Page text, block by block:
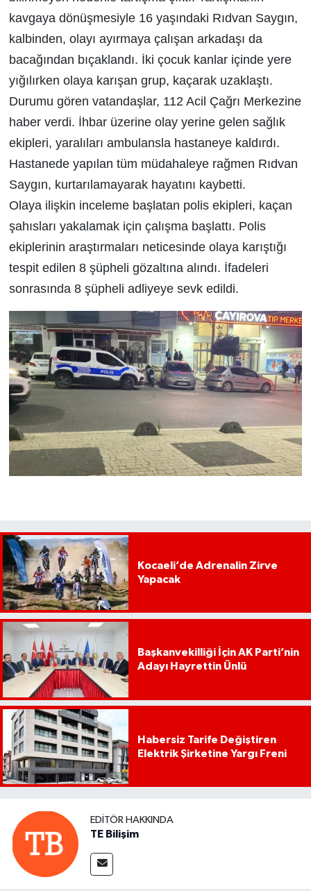
kavgaya dönüşmesiyle 16 yaşındaki Rıdvan Saygın,
kalbinden, olayı ayırmaya çalışan arkadaşı da
bacağından bıçaklandı. İki çocuk kanlar içinde yere
yığılırken olaya karışan grup, kaçarak uzaklaştı.
Durumu gören vatandaşlar, 112 Acil Çağrı Merkezine
haber verdi. İhbar üzerine olay yerine gelen sağlık
ekipleri, yaralıları ambulansla hastaneye kaldırdı.
Hastanede yapılan tüm müdahaleye rağmen Rıdvan
Saygın, kurtarılamayarak hayatını kaybetti.
Olaya ilişkin inceleme başlatan polis ekipleri, kaçan
şahısları yakalamak için çalışma başlattı. Polis
ekiplerinin araştırmaları neticesinde olaya karıştığı
tespit edilen 8 şüpheli gözaltına alındı. İfadeleri
sonrasında 8 şüpheli adliyeye sevk edildi.
Kocaeli’de Adrenalin Zirve
Yapacak
Başkanvekilliği İçin AK Parti’nin
Adayı Hayrettin Ünlü
Habersiz Tarife Değiştiren
Elektrik Şirketine Yargı Freni
EDITÖR HAKKINDA
TE Bilişim